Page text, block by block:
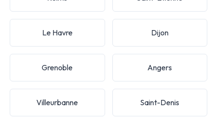
Le Havre Dijon
Grenoble Angers
Villeurbanne Saint-Denis